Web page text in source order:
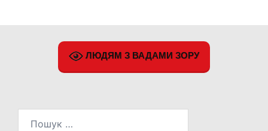
ЛЮДЯМ З ВАДАМИ ЗОРУ